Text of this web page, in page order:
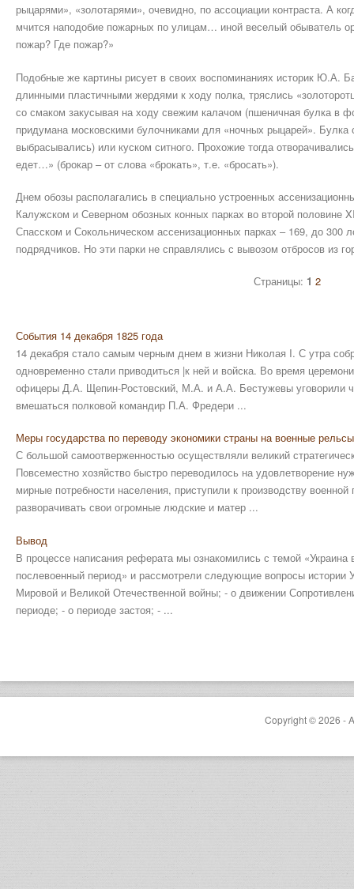
рыцарями», «золотарями», очевидно, по ассоциации контраста. А
мчится наподобие пожарных по улицам… иной веселый обыватель
пожар? Где пожар?»
Подобные же картины рисует в своих воспоминаниях историк Ю.А.
длинными пластичными жердями к ходу полка, тряслись
со смаком закусывая на ходу свежим калачом (пшеничная булка в
придумана московскими булочниками для «ночных рыцарей». Булка
выбрасывались) или куском ситного. Прохожие тогда
едет…» (брокар – от слова «брокать», т.е. «бросать»).
Днем обозы располагались в специально устроенных
Калужском и Северном обозных конных парках во второй половине
Спасском и Сокольническом ассенизационных парках – 169, до 300
подрядчиков. Но эти парки не справлялись с вывозом отбросов из
Страницы: 1 2
События 14 декабря 1825 года
14 декабря стало самым черным днем в жизни Николая I. С утра
одновременно стали приводиться |к ней и войска. Во время
офицеры Д.А. Щепин-Ростовский, М.А. и А.А. Бестужевы уговорили
вмешаться полковой командир П.А. Фредери ...
Меры государства по переводу экономики страны на военные рельсы
С большой самоотверженностью осуществляли великий
Повсеместно хозяйство быстро переводилось на удовлетворение
мирные потребности населения, приступили к производству
разворачивать свои огромные людские и матер ...
Вывод
В процессе написания реферата мы ознакомились с темой
послевоенный период» и рассмотрели следующие вопросы истории
Мировой и Великой Отечественной войны; - о движении
периоде; - о периоде застоя; - ...
Copyright © 2026 -